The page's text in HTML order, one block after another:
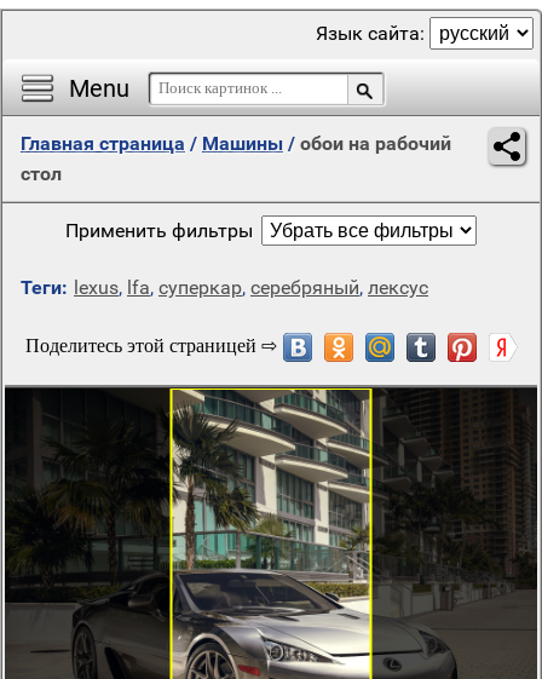
Menu
Язык сайта:
Главная страница / Машины / обои на рабочий
стол
Применить фильтры
Теги: lexus, lfa, суперкар, серебряный, лексус